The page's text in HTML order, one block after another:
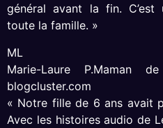
général avant la fin.
toute la famille. »
ML
Marie-Laure P.Maman
blogcluster.com
« Notre fille de 6 ans avait
Avec les histoires audio de